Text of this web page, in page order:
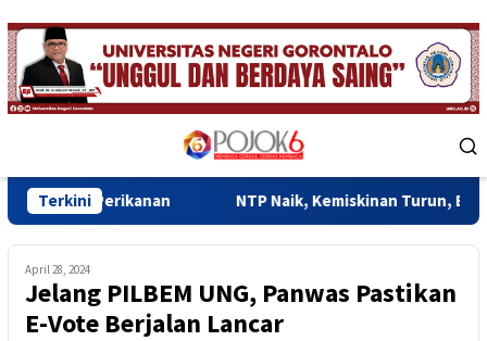
Skip
to
content
Menu
Terkini NTP Naik, Kemiskinan Turun, Ekonomi
April 28, 2024
Jelang PILBEM UNG, Panwas Pastikan
E-Vote Berjalan Lancar